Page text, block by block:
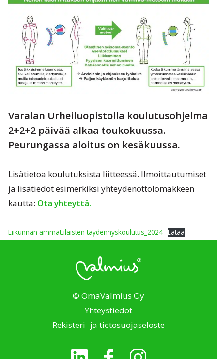
Varalan Urheiluopistolla koulutusohjelma
2+2+2 päivää alkaa toukokuussa.
Peurungassa aloitus on kesäkuussa.
Lisätietoa koulutuksista liitteessä. Ilmoittautumiset
ja lisätiedot esimerkiksi yhteydenottolomakkeen
kautta: Ota yhteyttä.
Liikunnan ammattilaisten taydennyskoulutus_2024 Lataa
© OmaValmius Oy
Yhteystiedot
Rekisteri- ja tietosuojaseloste